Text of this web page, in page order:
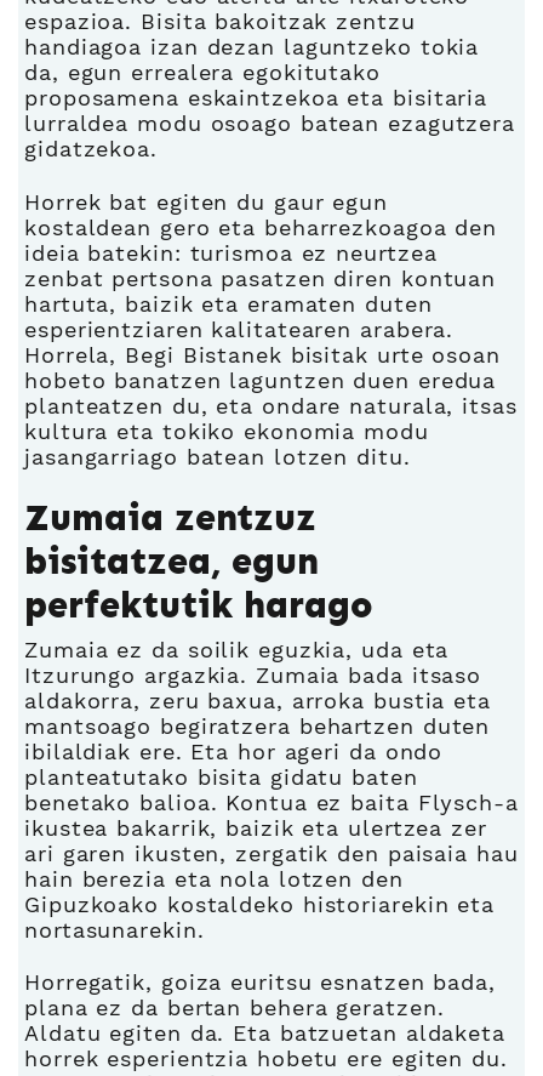
espazioa. Bisita bakoitzak zentzu
handiagoa izan dezan laguntzeko tokia
da, egun errealera egokitutako
proposamena eskaintzekoa eta bisitaria
lurraldea modu osoago batean ezagutzera
gidatzekoa.
Horrek bat egiten du gaur egun
kostaldean gero eta beharrezkoagoa den
ideia batekin: turismoa ez neurtzea
zenbat pertsona pasatzen diren kontuan
hartuta, baizik eta eramaten duten
esperientziaren kalitatearen arabera.
Horrela, Begi Bistanek bisitak urte osoan
hobeto banatzen laguntzen duen eredua
planteatzen du, eta ondare naturala, itsas
kultura eta tokiko ekonomia modu
jasangarriago batean lotzen ditu.
Zumaia zentzuz
bisitatzea, egun
perfektutik harago
Zumaia ez da soilik eguzkia, uda eta
Itzurungo argazkia. Zumaia bada itsaso
aldakorra, zeru baxua, arroka bustia eta
mantsoago begiratzera behartzen duten
ibilaldiak ere. Eta hor ageri da ondo
planteatutako bisita gidatu baten
benetako balioa. Kontua ez baita Flysch-a
ikustea bakarrik, baizik eta ulertzea zer
ari garen ikusten, zergatik den paisaia hau
hain berezia eta nola lotzen den
Gipuzkoako kostaldeko historiarekin eta
nortasunarekin.
Horregatik, goiza euritsu esnatzen bada,
plana ez da bertan behera geratzen.
Aldatu egiten da. Eta batzuetan aldaketa
horrek esperientzia hobetu ere egiten du.